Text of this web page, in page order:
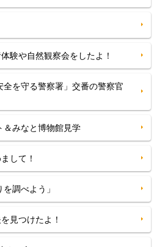
験や自然観察会をしたよ！
を守る警察署」交番の警察官
＆みなと博物館見学
して！
調べよう」
見つけたよ！